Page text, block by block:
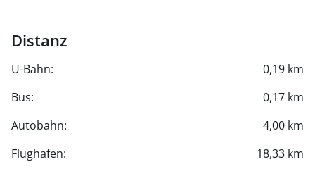
Distanz
U-Bahn:
0,19 km
Bus:
0,17 km
Autobahn:
4,00 km
Flughafen:
18,33 km